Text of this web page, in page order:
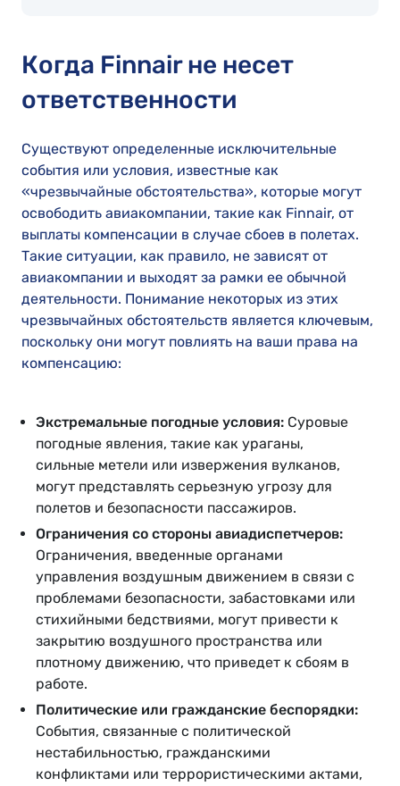
Когда Finnair не несет
ответственности
Существуют определенные исключительные
события или условия, известные как
«чрезвычайные обстоятельства», которые могут
освободить авиакомпании, такие как Finnair, от
выплаты компенсации в случае сбоев в полетах.
Такие ситуации, как правило, не зависят от
авиакомпании и выходят за рамки ее обычной
деятельности. Понимание некоторых из этих
чрезвычайных обстоятельств является ключевым,
поскольку они могут повлиять на ваши права на
компенсацию:
Экстремальные погодные условия: Суровые
погодные явления, такие как ураганы,
сильные метели или извержения вулканов,
могут представлять серьезную угрозу для
полетов и безопасности пассажиров.
Ограничения со стороны авиадиспетчеров:
Ограничения, введенные органами
управления воздушным движением в связи с
проблемами безопасности, забастовками или
стихийными бедствиями, могут привести к
закрытию воздушного пространства или
плотному движению, что приведет к сбоям в
работе.
Политические или гражданские беспорядки:
События, связанные с политической
нестабильностью, гражданскими
конфликтами или террористическими актами,